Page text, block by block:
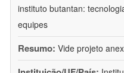
instituto butantan:
equipes
Resumo: Vide projeto